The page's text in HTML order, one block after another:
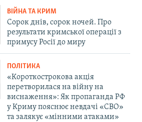
ВІЙНА ТА КРИМ
Сорок днів, сорок ночей. Про
результати кримської операції з
примусу Росії до миру
ПОЛІТИКА
«Короткострокова акція
перетворилася на війну на
виснаження»: Як пропаганда РФ
у Криму пояснює невдачі «СВО»
та залякує «мінними атаками»